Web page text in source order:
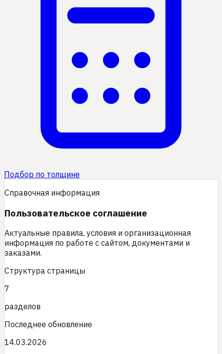
Подбор по толщине
Справочная информация
Пользовательское соглашение
Актуальные правила, условия и организационная
информация по работе с сайтом, документами и
заказами.
Структура страницы
7
разделов
Последнее обновление
14.03.2026